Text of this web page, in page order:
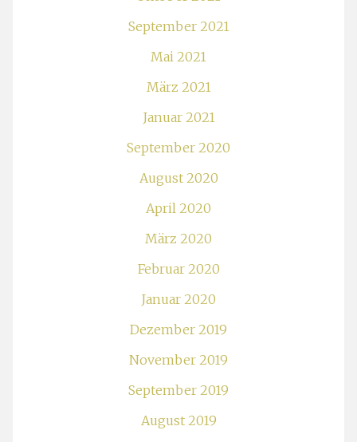
September 2021
Mai 2021
März 2021
Januar 2021
September 2020
August 2020
April 2020
März 2020
Februar 2020
Januar 2020
Dezember 2019
November 2019
September 2019
August 2019